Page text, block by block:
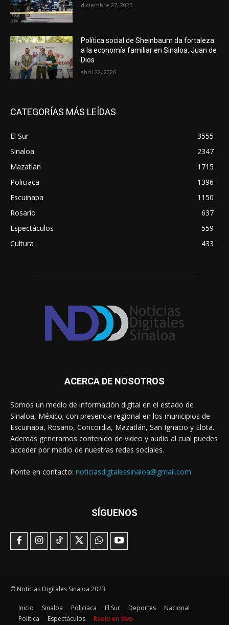
diciembre 27, 2025
Política social de Sheinbaum da fortaleza
a la economía familiar en Sinaloa: Juan de
Dios
abril 22, 2026
CATEGORÍAS MÁS LEÍDAS
El Sur
3555
Sinaloa
2347
Mazatlán
1715
Policiaca
1396
Escuinapa
1150
Rosario
637
Espectáculos
559
Cultura
433
ACERCA DE NOSOTROS
Somos un medio de información digital en el estado de
Sinaloa, México; con presencia regional en los municipios de
Escuinapa, Rosario, Concordia, Mazatlán, San Ignacio y Elota.
Además generamos contenido de video y audio al cual puedes
acceder por medio de nuestras redes sociales.
Ponte en contacto: noticiasdigtalessinaloa@gmail.com
SÍGUENOS
© Noticias Digitales Sinaloa 2023
Inicio Sinaloa Policiaca El Sur Deportes
Nacional
Política
Espectáculos Radio en Vivo